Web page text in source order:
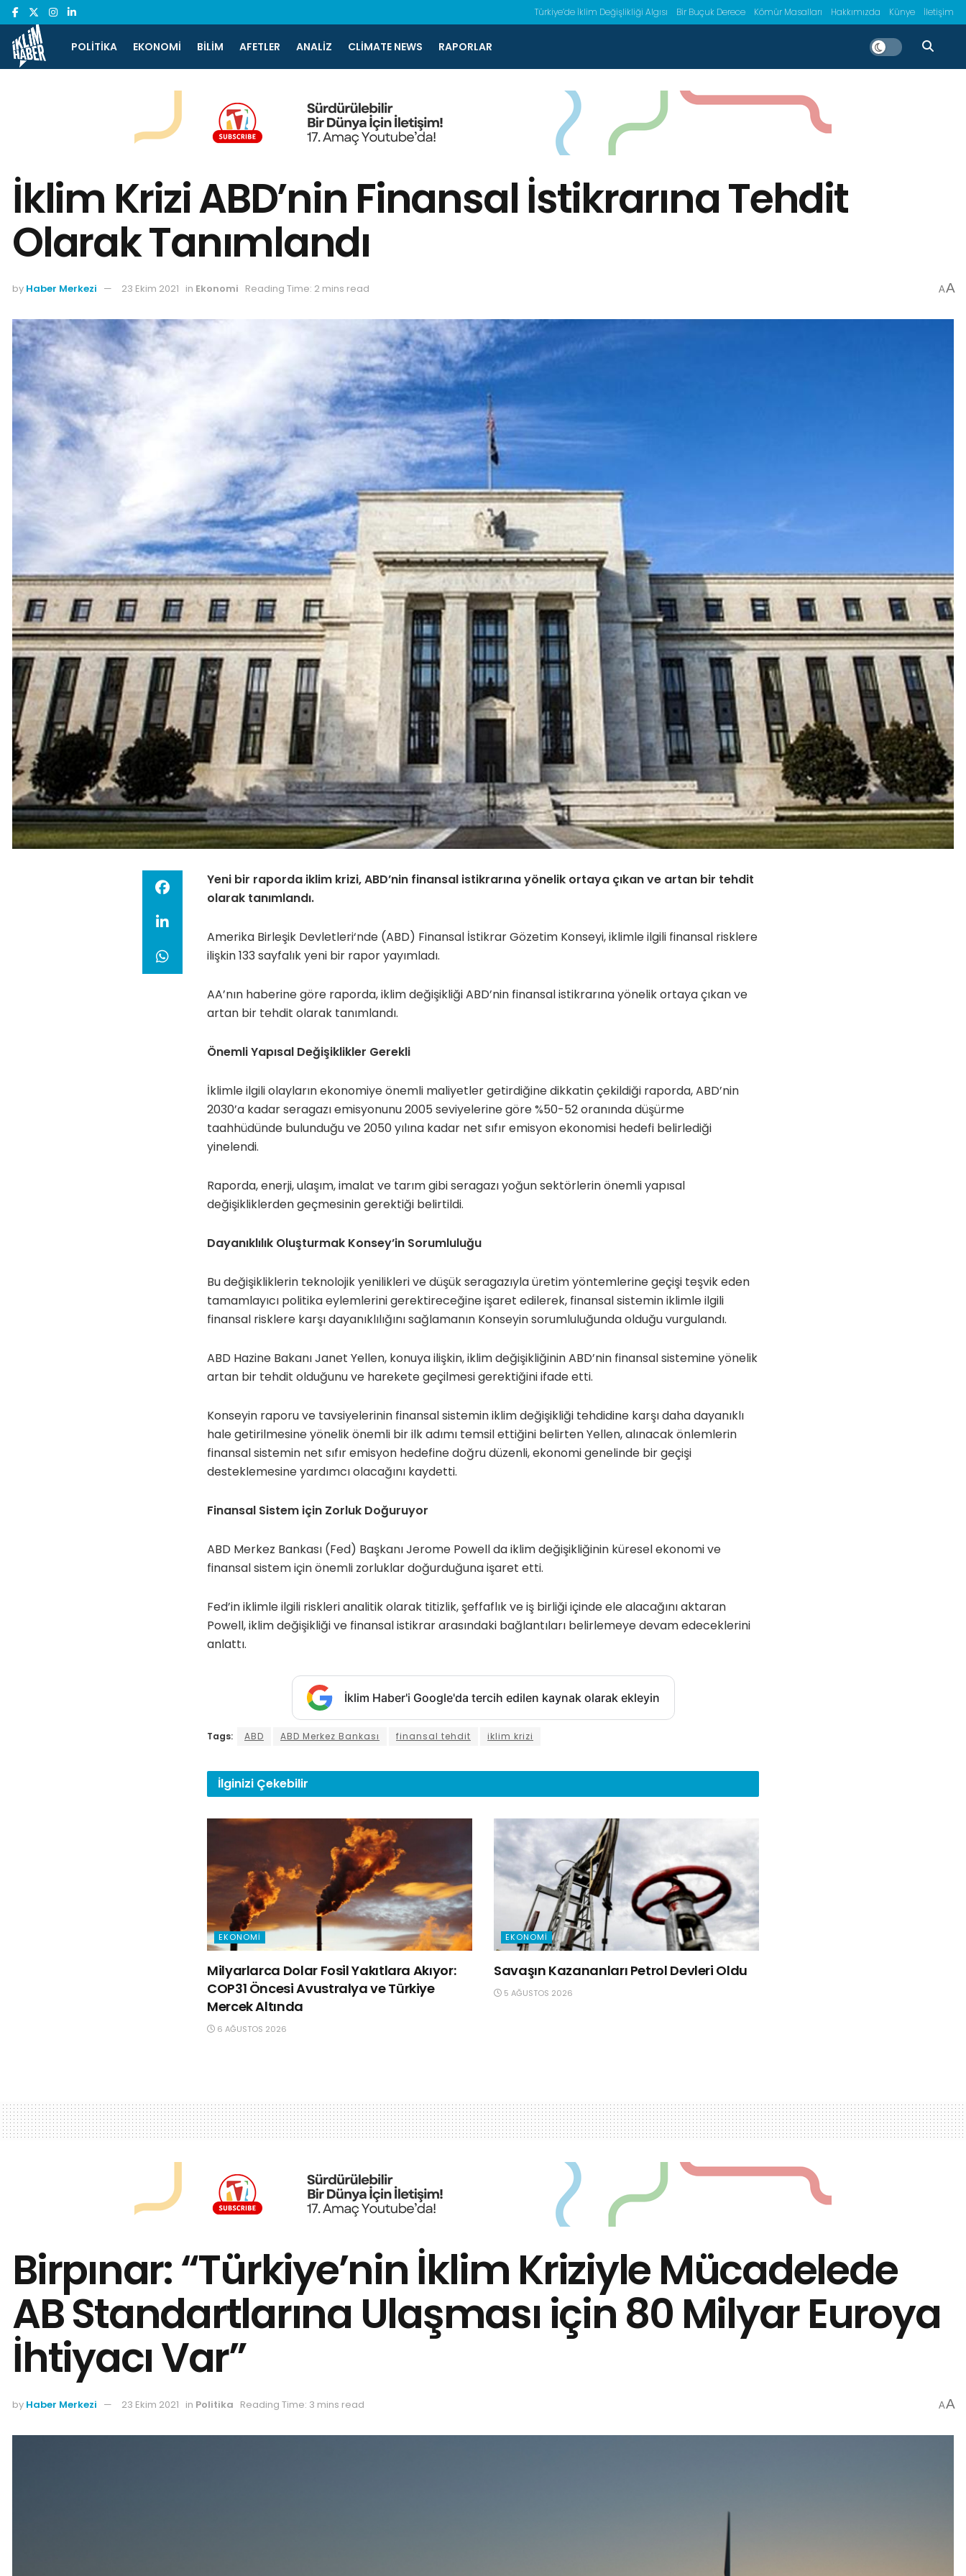
Türkiye’de İklim Değişlikliği Algısı Bir Buçuk Derece Kömür Masalları Hakkımızda Künye İletişim
POLITIKA EKONOMI BILIM AFETLER ANALIZ CLIMATE NEWS RAPORLAR
İklim Krizi ABD’nin Finansal İstikrarına Tehdit
Olarak Tanımlandı
by Haber Merkezi 23 Ekim 2021 in Ekonomi Reading Time: 2 mins read AA
Yeni bir raporda iklim krizi, ABD’nin finansal istikrarına yönelik ortaya çıkan ve artan bir tehdit
olarak tanımlandı.
Amerika Birleşik Devletleri‘nde (ABD) Finansal İstikrar Gözetim Konseyi, iklimle ilgili finansal risklere
ilişkin 133 sayfalık yeni bir rapor yayımladı.
AA’nın haberine göre raporda, iklim değişikliği ABD’nin finansal istikrarına yönelik ortaya çıkan ve
artan bir tehdit olarak tanımlandı.
Önemli Yapısal Değişiklikler Gerekli
İklimle ilgili olayların ekonomiye önemli maliyetler getirdiğine dikkatin çekildiği raporda, ABD’nin
2030’a kadar seragazı emisyonunu 2005 seviyelerine göre %50-52 oranında düşürme
taahhüdünde bulunduğu ve 2050 yılına kadar net sıfır emisyon ekonomisi hedefi belirlediği
yinelendi.
Raporda, enerji, ulaşım, imalat ve tarım gibi seragazı yoğun sektörlerin önemli yapısal
değişikliklerden geçmesinin gerektiği belirtildi.
Dayanıklılık Oluşturmak Konsey’in Sorumluluğu
Bu değişikliklerin teknolojik yenilikleri ve düşük seragazıyla üretim yöntemlerine geçişi teşvik eden
tamamlayıcı politika eylemlerini gerektireceğine işaret edilerek, finansal sistemin iklimle ilgili
finansal risklere karşı dayanıklılığını sağlamanın Konseyin sorumluluğunda olduğu vurgulandı.
ABD Hazine Bakanı Janet Yellen, konuya ilişkin, iklim değişikliğinin ABD’nin finansal sistemine yönelik
artan bir tehdit olduğunu ve harekete geçilmesi gerektiğini ifade etti.
Konseyin raporu ve tavsiyelerinin finansal sistemin iklim değişikliği tehdidine karşı daha dayanıklı
hale getirilmesine yönelik önemli bir ilk adımı temsil ettiğini belirten Yellen, alınacak önlemlerin
finansal sistemin net sıfır emisyon hedefine doğru düzenli, ekonomi genelinde bir geçişi
desteklemesine yardımcı olacağını kaydetti.
Finansal Sistem için Zorluk Doğuruyor
ABD Merkez Bankası (Fed) Başkanı Jerome Powell da iklim değişikliğinin küresel ekonomi ve
finansal sistem için önemli zorluklar doğurduğuna işaret etti.
Fed’in iklimle ilgili riskleri analitik olarak titizlik, şeffaflık ve iş birliği içinde ele alacağını aktaran
Powell, iklim değişikliği ve finansal istikrar arasındaki bağlantıları belirlemeye devam edeceklerini
anlattı.
İklim Haber'i Google'da tercih edilen kaynak olarak ekleyin
Tags: ABD ABD Merkez Bankası finansal tehdit iklim krizi
İlginizi Çekebilir
EKONOMI
Milyarlarca Dolar Fosil Yakıtlara Akıyor:
COP31 Öncesi Avustralya ve Türkiye
Mercek Altında
6 AĞUSTOS 2026
EKONOMI
Savaşın Kazananları Petrol Devleri Oldu
5 AĞUSTOS 2026
Birpınar: “Türkiye’nin İklim Kriziyle Mücadelede
AB Standartlarına Ulaşması için 80 Milyar Euroya
İhtiyacı Var”
by Haber Merkezi 23 Ekim 2021 in Politika Reading Time: 3 mins read AA